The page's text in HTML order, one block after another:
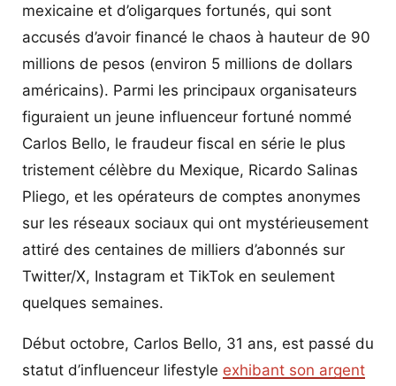
mexicaine et d’oligarques fortunés, qui sont
accusés d’avoir financé le chaos à hauteur de 90
millions de pesos (environ 5 millions de dollars
américains). Parmi les principaux organisateurs
figuraient un jeune influenceur fortuné nommé
Carlos Bello, le fraudeur fiscal en série le plus
tristement célèbre du Mexique, Ricardo Salinas
Pliego, et les opérateurs de comptes anonymes
sur les réseaux sociaux qui ont mystérieusement
attiré des centaines de milliers d’abonnés sur
Twitter/X, Instagram et TikTok en seulement
quelques semaines.
Début octobre, Carlos Bello, 31 ans, est passé du
statut d’influenceur lifestyle exhibant son argent